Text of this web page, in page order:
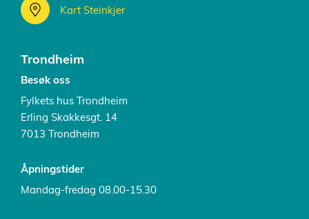
Kart Steinkjer
Trondheim
Besøk oss
Fylkets hus Trondheim
Erling Skakkesgt. 14
7013 Trondheim
Åpningstider
Mandag-fredag 08.00-15.30